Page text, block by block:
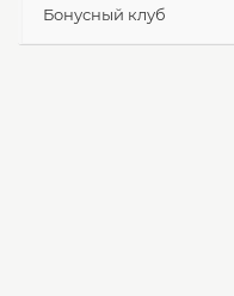
Бонусный клуб